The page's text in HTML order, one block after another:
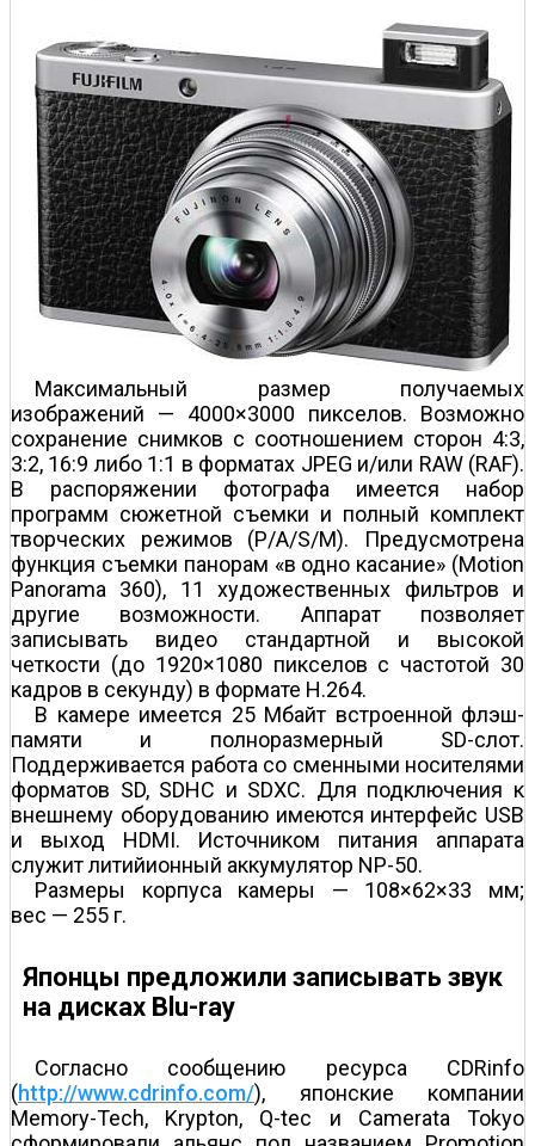
Максимальный размер получаемых
изображений — 4000×3000 пикселов. Возможно
сохранение снимков с соотношением сторон 4:3,
3:2, 16:9 либо 1:1 в форматах JPEG и/или RAW (RAF).
В распоряжении фотографа имеется набор
программ сюжетной съемки и полный комплект
творческих режимов (P/A/S/M). Предусмотрена
функция съемки панорам «в одно касание» (Motion
Panorama 360), 11 художественных фильтров и
другие возможности. Аппарат позволяет
записывать видео стандартной и высокой
четкости (до 1920×1080 пикселов с частотой 30
кадров в секунду) в формате H.264.
В камере имеется 25 Мбайт встроенной флэш­
памяти и полноразмерный SD-слот.
Поддерживается работа со сменными носителями
форматов SD, SDHC и SDXC. Для подключения к
внешнему оборудованию имеются интерфейс USB
и выход HDMI. Источником питания аппарата
служит литий­ионный аккумулятор NP-50.
Размеры корпуса камеры — 108×62×33 мм;
вес — 255 г.
Японцы предложили записывать звук
на дисках Blu-ray
Согласно сообщению ресурса CDRinfo
(http://www.cdrinfo.com/), японские компании
Memory-Tech, Krypton, Q-tec и Camerata Tokyo